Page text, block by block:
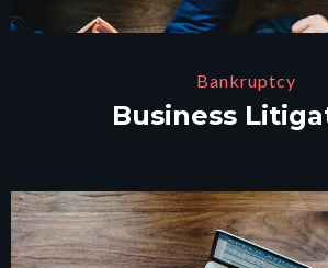
Bankruptcy
Business